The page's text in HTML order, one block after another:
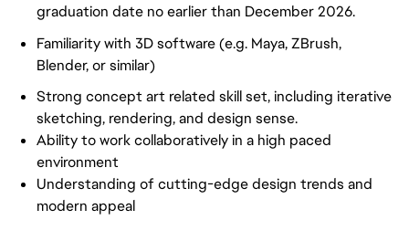
graduation date no earlier than December 2026.
Familiarity with 3D software (e.g. Maya, ZBrush,
Blender, or similar)
Strong concept art related skill set, including iterative
sketching, rendering, and design sense.
Ability to work collaboratively in a high paced
environment
Understanding of cutting-edge design trends and
modern appeal